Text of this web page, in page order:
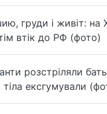
груди і живіт: на
втік до РФ (фото)
розстріляли
тіла ексгумували